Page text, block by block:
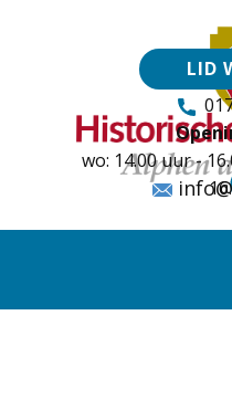
LID
wo: 14.00 uur -